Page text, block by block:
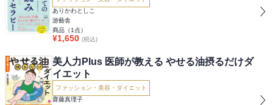
ありかわとしこ
游藝舎
商品（1 点）
¥1,650 (税込)
美人力Plus 医師が教える やせる油摂るだけダ
イエット
ファッション・美容・ダイエット
齋藤真理子